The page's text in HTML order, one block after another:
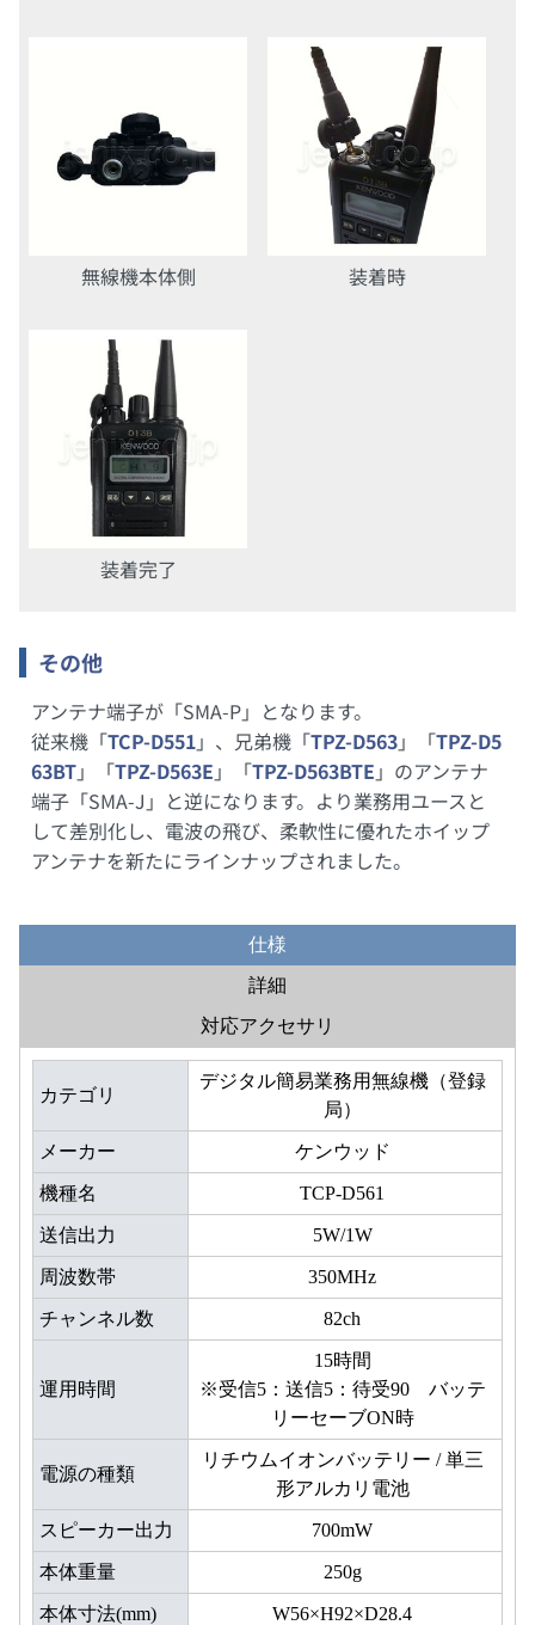
無線機本体側 装着時
装着完了
その他
アンテナ端子が「SMA-P」となります。
従来機「TCP-D551」、兄弟機「TPZ-D563」「TPZ-D5
63BT」「TPZ-D563E 」「TPZ-D563BTE 」のアンテナ
端子「SMA-J」と逆になります。より業務用ユースと
して差別化し、電波の飛び、柔軟性に優れたホイップ
アンテナを新たにラインナップされました。
仕様
詳細
対応アクセサリ
カテゴリ
デジタル簡易業務用無線機（登録
局）
メーカー ケンウッド
機種名 TCP-D561
送信出力 5W/1W
周波数帯 350MHz
チャンネル数 82ch
運用時間
15時間
※受信5：送信5：待受90 バッテ
リーセーブON時
電源の種類
リチウムイオンバッテリー / 単三
形アルカリ電池
スピーカー出力 700mW
本体重量 250g
本体寸法(mm) W56×H92×D28.4